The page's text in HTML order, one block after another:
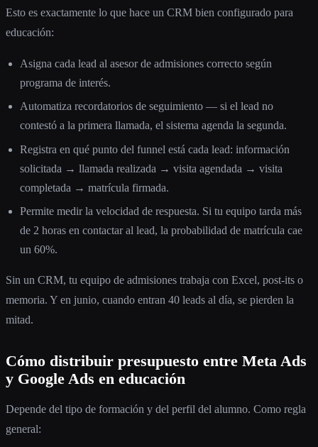
Esto es exactamente lo que hace un CRM bien configurado para
educación:
Asigna cada lead al asesor de admisiones correcto según
programa de interés.
Automatiza recordatorios de seguimiento — si el lead no
contestó a la primera llamada, el sistema agenda la segunda.
Registra en qué punto del funnel está cada lead: información
solicitada → llamada realizada → visita agendada → visita
completada → matrícula firmada.
Permite medir la velocidad de respuesta. Si tu equipo tarda más
de 2 horas en contactar al lead, la probabilidad de matrícula cae
un 60%.
Sin un CRM, tu equipo de admisiones trabaja con Excel, post-its o
memoria. Y en junio, cuando entran 40 leads al día, se pierden la
mitad.
Cómo distribuir presupuesto entre Meta Ads
y Google Ads en educación
Depende del tipo de formación y del perfil del alumno. Como regla
general: